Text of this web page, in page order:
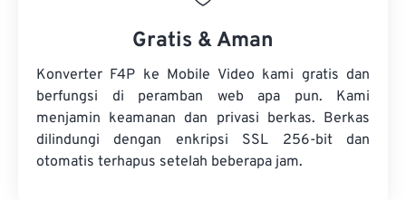
Gratis & Aman
Konverter F4P ke Mobile Video kami gratis dan
berfungsi di peramban web apa pun. Kami
menjamin keamanan dan privasi berkas. Berkas
dilindungi dengan enkripsi SSL 256-bit dan
otomatis terhapus setelah beberapa jam.